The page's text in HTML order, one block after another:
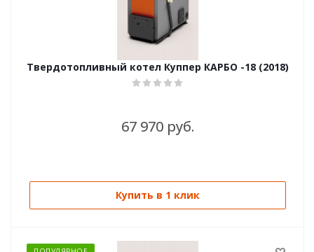
Твердотопливный котел Куппер КАРБО -18 (2018)
67 970 руб.
Купить в 1 клик